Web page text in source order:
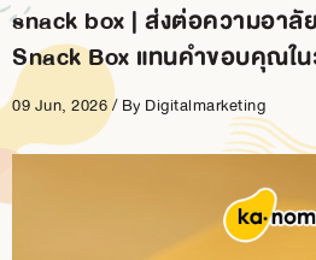
NEWS
UPDATE
ABOUT
US
snack box | ส่งต่อความอาลั
Snack Box แทนคำขอบคุณใ
09 Jun, 2026 / By Digitalmarketing